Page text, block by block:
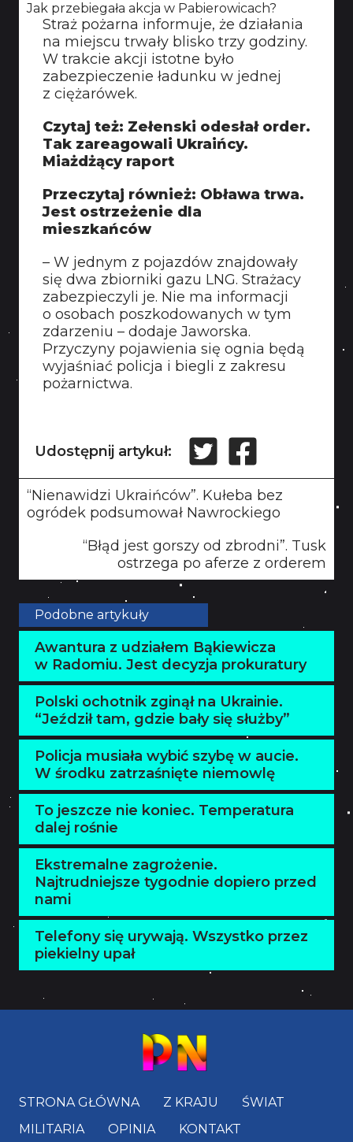
Jak przebiegała akcja w Pabierowicach?
Straż pożarna informuje, że działania
na miejscu trwały blisko trzy godziny.
W trakcie akcji istotne było
zabezpieczenie ładunku w jednej
z ciężarówek.
Czytaj też: Zełenski odesłał order.
Tak zareagowali Ukraińcy.
Miażdżący raport
Przeczytaj również: Obława trwa.
Jest ostrzeżenie dla
mieszkańców
– W jednym z pojazdów znajdowały
się dwa zbiorniki gazu LNG. Strażacy
zabezpieczyli je. Nie ma informacji
o osobach poszkodowanych w tym
zdarzeniu – dodaje Jaworska.
Przyczyny pojawienia się ognia będą
wyjaśniać policja i biegli z zakresu
pożarnictwa.
Udostępnij artykuł:
“Nienawidzi Ukraińców”. Kułeba bez
ogródek podsumował Nawrockiego
“Błąd jest gorszy od zbrodni”. Tusk
ostrzega po aferze z orderem
Podobne artykuły
Awantura z udziałem Bąkiewicza
w Radomiu. Jest decyzja prokuratury
Polski ochotnik zginął na Ukrainie.
“Jeździł tam, gdzie bały się służby”
Policja musiała wybić szybę w aucie.
W środku zatrzaśnięte niemowlę
To jeszcze nie koniec. Temperatura
dalej rośnie
Ekstremalne zagrożenie.
Najtrudniejsze tygodnie dopiero przed
nami
Telefony się urywają. Wszystko przez
piekielny upał
STRONA GŁÓWNA Z KRAJU
ŚWIAT
MILITARIA
OPINIA KONTAKT